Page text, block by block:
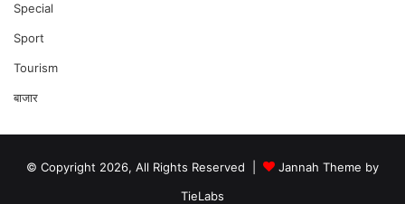
Special
Sport
Tourism
बाजार
© Copyright 2026, All Rights Reserved |
Jannah Theme by
TieLabs